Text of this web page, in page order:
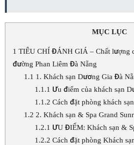
MỤC LỤC
1 TIÊU CHÍ ĐÁNH GIÁ – Chất lượng
đường Phan Liêm Đà Nẵng
1.1 1. Khách sạn Dương Gia Đà
1.1.1 Ưu điểm của khách sạn
1.1.2 Cách đặt phòng khách
1.2 2. Khách sạn & Spa Grand
1.2.1 ƯU ĐIỂM: Khách sạn &
1.2.2 Cách đặt phòng Khách